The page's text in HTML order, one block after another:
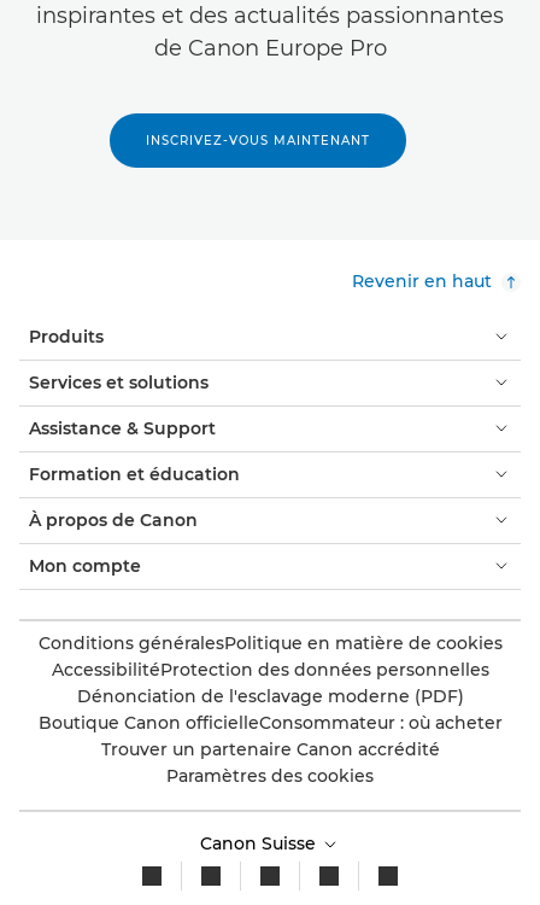
inspirantes et des actualités passionnantes
de Canon Europe Pro
INSCRIVEZ-VOUS MAINTENANT
Revenir en haut
Produits
Services et solutions
Assistance & Support
Formation et éducation
À propos de Canon
Mon compte
Conditions généralesPolitique en matière de cookies
AccessibilitéProtection des données personnelles
Dénonciation de l'esclavage moderne (PDF)
Boutique Canon officielleConsommateur : où acheter
Trouver un partenaire Canon accrédité
Paramètres des cookies
Canon Suisse